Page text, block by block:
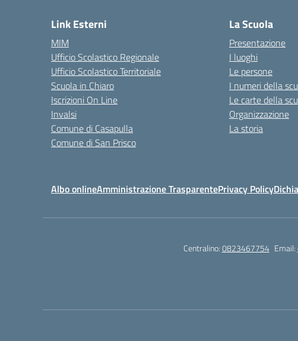
Link Esterni
MIM
Ufficio Scolastico Regionale
Ufficio Scolastico Territoriale
Scuola in Chiaro
Iscrizioni On Line
Invalsi
Comune di Casapulla
Comune di San Prisco
La Scuola
Presentazione
I luoghi
Le persone
I numeri della
Le carte della
Organizzazione
La storia
Albo onlineAmministrazione TrasparentePrivacy Policy
Centralino:0823467754 Email: